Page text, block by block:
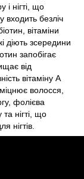
і нігті, що
входить безліч
вітаміни
діють зсередини
запобігає
від
вітаміну А
волосся,
фолієва
нігті, що
нігтів.